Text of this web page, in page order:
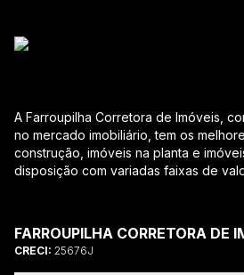
A Farroupilha Corretora de Imóveis,
no mercado imobiliário, tem os
construção, imóveis na planta e
disposição com variadas faixas de
ao CRECI-RS – estarão sempre
todas as suas dúvidas sobre casas,
salas comerciais e outros produtos
FARROUPILHA CORRETORA DE
CRECI: 25676J